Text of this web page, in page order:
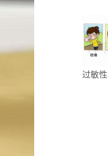
过敏